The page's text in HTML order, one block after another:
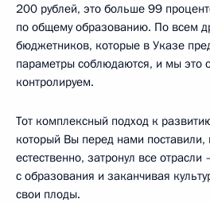
200 рублей, это больше 99
по общему образованию. По всем
бюджетников, которые в Указе
параметры соблюдаются, и мы это
контролируем.
Тот комплексный подход к
который Вы перед нами
естественно, затронул все отрасли
с образования и заканчивая
свои плоды.